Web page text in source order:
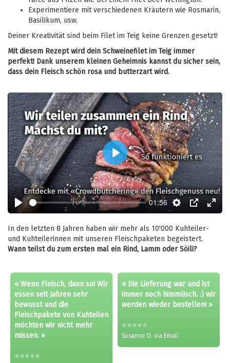
Experimentiere mit verschiedenen Kräutern wie Rosmarin,
Basilikum, usw.
Deiner Kreativität sind beim Filet im Teig keine Grenzen gesetzt!
Mit diesem Rezept wird dein Schweinefilet im Teig immer
perfekt! Dank unserem kleinen Geheimnis kannst du sicher sein,
dass dein Fleisch schön rosa und butterzart wird.
Play
01:56
Settings
PIP Enter
Play
In den letzten 8 Jahren haben wir mehr als 10'000 Kuhteiler-
und Kuhteilerinnen mit unseren Fleischpaketen begeistert.
Wann teilst du zum ersten mal ein Rind, Lamm oder Söili?
« Wenn Fleisch, dann so! Wir
essen seit Jahren sehr
bewusst und die
Fleischpakete von Kuhteilen
möchten wir nicht mehr
missen. »
⭐⭐⭐⭐⭐
« Die Lieferung war und ist
immer noch himmlisch. :) wir
werden wieder bestellen! »
⭐⭐⭐⭐⭐
Susanne D. via Email